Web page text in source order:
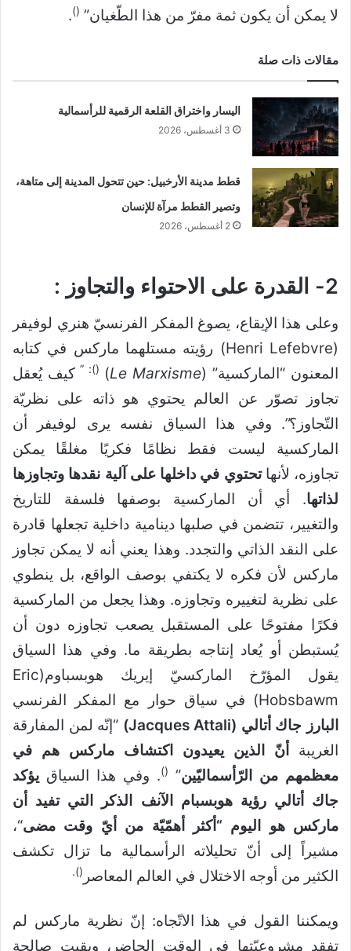
لا يمكن أن يكون ثمة مفرّ من هذا الطّغيان” (
)
.
مقالات ذات صلة
اليسار واختراق القلعة الرقمية للرأسمالية
3 أغسطس، 2026
قطط مدينة الأرخبيل: حين تتحول المدينة إلى متاهة،
وتصير القطط مرآة للإنسان
2 أغسطس، 2026
2- القدرة على الاحتواء والتجاوز :
وعلى هذا الإيقاع، يصوغ المفكر الفرنسيّ هنري لوفيفر
(Henri Lefebvre) رؤيته مستلهما ماركس في كتابه
المعنون “الماركسية” (Le Marxisme
)
(
): ” كيف يُعقل
تجاوز تصوّر عن العالم يحتوي هو ذاته على نظريّة
التّجاوز؟”. وفي هذا السياق نفسه يرى لوفيفر أن
الماركسية ليست فقط نظامًا فكريًا مغلقًا يمكن
تجاوزه، لأنهاتحتوي في داخلها على آلية نقدها وتجاوزها
لذاتها. أي أن الماركسية بوصفها فلسفة للتاريخ
والتغيير، تتضمن في صلبها دينامية داخلية تجعلها قادرة
على النقد الذاتي والتجدد. وهذا يعني أنه لا يمكن تجاوز
ماركس لأن فكره لا يكتفي بوصف الواقع، بل ينطوي
على نظرية لتغييره وتجاوزه. وهذا يجعل من الماركسية
فكرًا مفتوحًا على المستقبل يصعب تجاوزه دون أن
يُستبطن أو يُعاد إنتاجه بطريقة ما. وفي هذا السياق
يقول المؤرّخ الماركسيّ إيريك هوبسباوم(Eric
Hobsbawm) في سياق حوار مع المفكر الفرنسي
البارز جاك أتالي (Jacques Attali)
“إنّه لمن المفارقة
الغريبة
أنّ الذين يعيدون اكتشاف ماركس هم في
معظمهم من الرّأسماليّين”
(
). وفي هذا السياق يؤكد
جاك أتالي رؤية هوبسبام الآنف الذكر التي تفيد أن
ماركس هو اليوم “أكثر أهمّيّة من أيّ وقت مضى“،
مشيراً إلى أنّ تحليلاته الرأسمالية ما تزال تكشف
الكثير من أوجه الاختلال في العالم المعاصر (
).
ويمكننا القول في هذا الاتّجاه: إنّ نظرية ماركس لم
تفقد مشروعيّتها في الوقت الحاضر، وبقيت صالحة